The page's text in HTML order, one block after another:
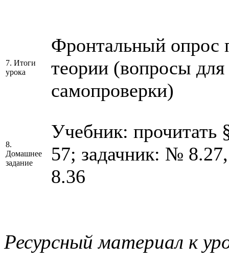
7. Итоги
урока
Фронтальный опрос
теории (вопросы для
самопроверки)
8.
Домашнее
задание
Учебник: прочитать
57; задачник: №
8.36
Ресурсный материал к